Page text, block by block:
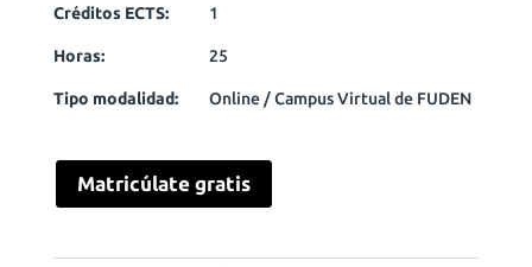
Créditos ECTS:
1
Horas: 25
Tipo modalidad: Online / Campus Virtual de FUDEN
Matricúlate gratis